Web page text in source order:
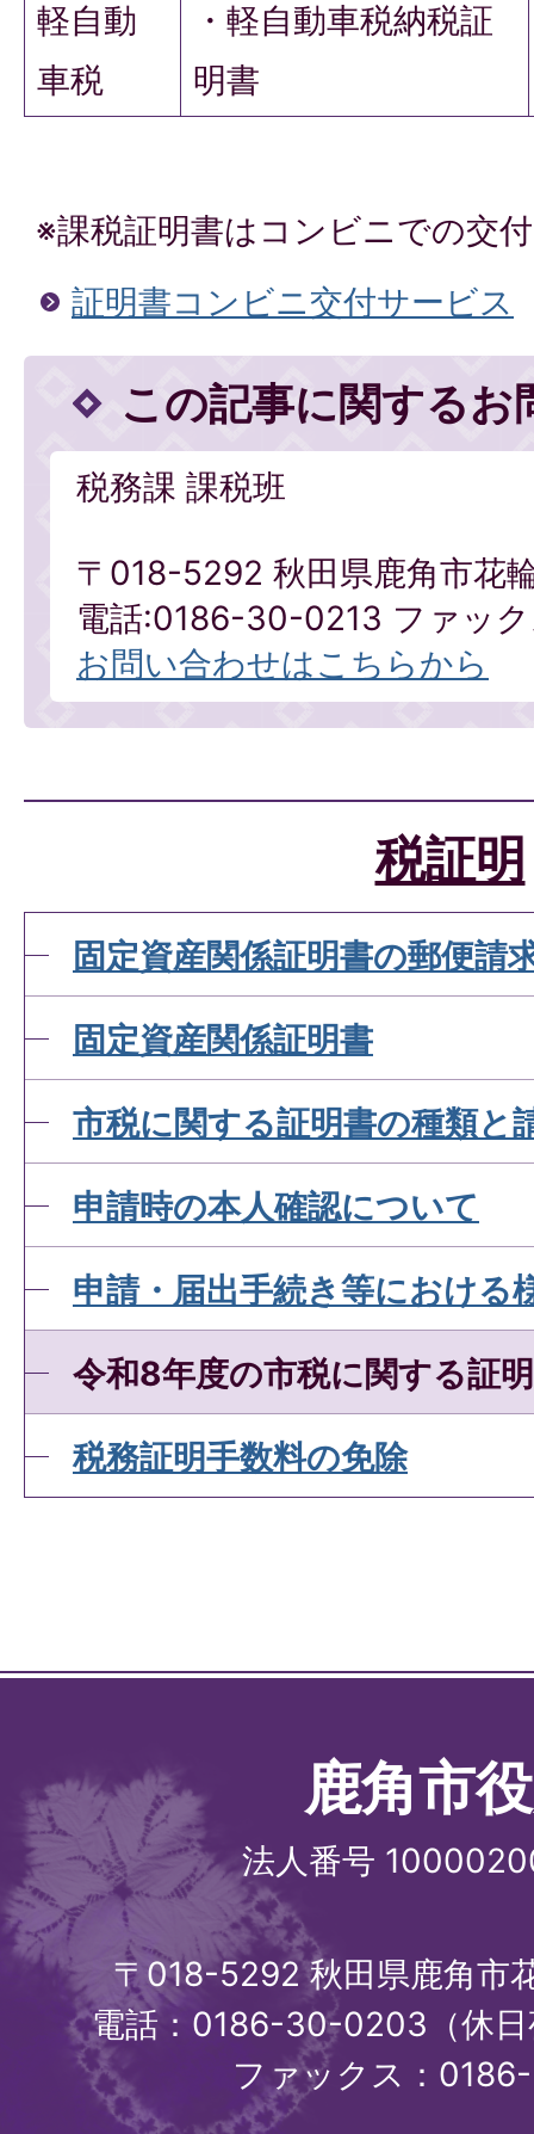
軽自動
車税
・軽自動車税納税証
明書
※課税証明書はコンビニでの交
証明書コンビニ交付サービス
この記事に関するお
税務課 課税班
〒018-5292 秋田県鹿角市花
電話:0186-30-0213 ファッ
お問い合わせはこちらから
税証明
固定資産関係証明書の郵便請
固定資産関係証明書
市税に関する証明書の種類と
申請時の本人確認について
申請・届出手続き等における
令和8年度の市税に関する証
税務証明手数料の免除
鹿角市
法人番号
〒018-5292 秋田県鹿角市
電話：0186-30-0203（休
ファックス：